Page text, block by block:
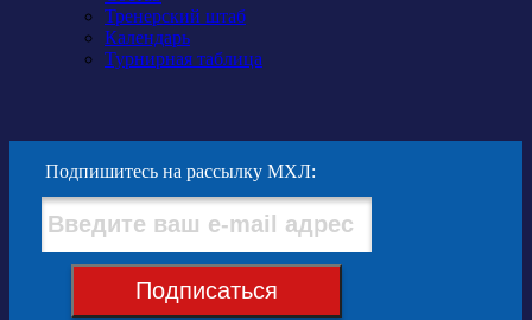
Тренерский штаб
Календарь
Турнирная таблица
Подпишитесь на рассылку МХЛ:
Подписаться